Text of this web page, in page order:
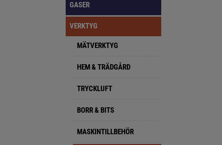
GASER
VERKTYG
MÄTVERKTYG
HEM & TRÄDGÅRD
TRYCKLUFT
BORR & BITS
MASKINTILLBEHÖR